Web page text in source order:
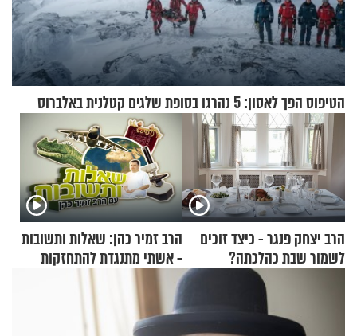
הטיפוס הפך לאסון: 5 נהרגו בסופת שלגים קטלנית באלברוס
הרב יצחק פנגר - כיצד זוכים
לשמור שבת כהלכתה?
הרב זמיר כהן: שאלות ותשובות
- אשתי מתנגדת להתחזקות
שלי